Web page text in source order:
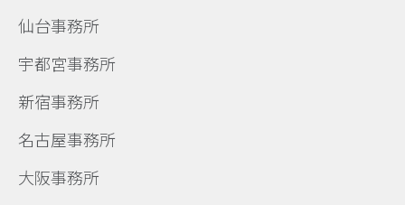
仙台事務所
宇都宮事務所
新宿事務所
名古屋事務所
大阪事務所